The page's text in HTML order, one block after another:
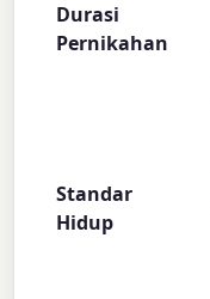
Durasi
Pernikahan
Standar
Hidup